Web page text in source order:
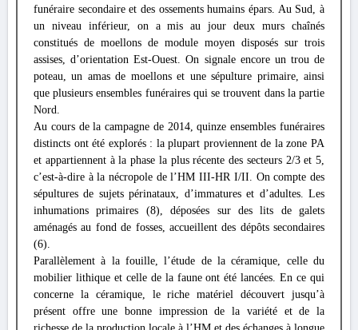
funéraire secondaire et des ossements humains épars. Au Sud, à
un niveau inférieur, on a mis au jour deux murs chaînés
constitués de moellons de module moyen disposés sur trois
assises, d’orientation Est-Ouest. On signale encore un trou de
poteau, un amas de moellons et une sépulture primaire, ainsi
que plusieurs ensembles funéraires qui se trouvent dans la partie
Nord.
Au cours de la campagne de 2014, quinze ensembles funéraires
distincts ont été explorés : la plupart proviennent de la zone PA
et appartiennent à la phase la plus récente des secteurs 2/3 et 5,
c’est-à-dire à la nécropole de l’HM III-HR I/II. On compte des
sépultures de sujets périnataux, d’immatures et d’adultes. Les
inhumations primaires (8), déposées sur des lits de galets
aménagés au fond de fosses, accueillent des dépôts secondaires
(6).
Parallèlement à la fouille, l’étude de la céramique, celle du
mobilier lithique et celle de la faune ont été lancées. En ce qui
concerne la céramique, le riche matériel découvert jusqu’à
présent offre une bonne impression de la variété et de la